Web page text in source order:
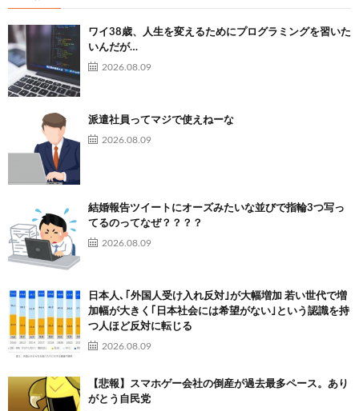
ワイ38歳、人生を変えるためにプログラミングを習いた
いんだが…
2026.08.09
派遣社員ってマジで使えねーな
2026.08.09
結婚報告ツイートにオーズみたいな並びで指輪3つ写っ
てるのってなぜ？？？？
2026.08.09
日本人､｢外国人受け入れ反対｣が大幅増加 若い世代で増
加幅が大きく｢日本社会には希望がない｣という認識を持
つ人ほど反対に転じる
2026.08.09
【悲報】スマホゲー会社の倒産が過去最多ペース。あり
がとう自民党